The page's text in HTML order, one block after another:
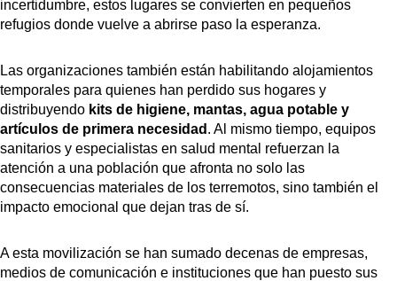
incertidumbre, estos lugares se convierten en pequeños
refugios donde vuelve a abrirse paso la esperanza.
Las organizaciones también están habilitando alojamientos
temporales para quienes han perdido sus hogares y
distribuyendo kits de higiene, mantas, agua potable y
artículos de primera necesidad . Al mismo tiempo, equipos
sanitarios y especialistas en salud mental refuerzan la
atención a una población que afronta no solo las
consecuencias materiales de los terremotos, sino también el
impacto emocional que dejan tras de sí.
A esta movilización se han sumado decenas de empresas,
medios de comunicación e instituciones que han puesto sus